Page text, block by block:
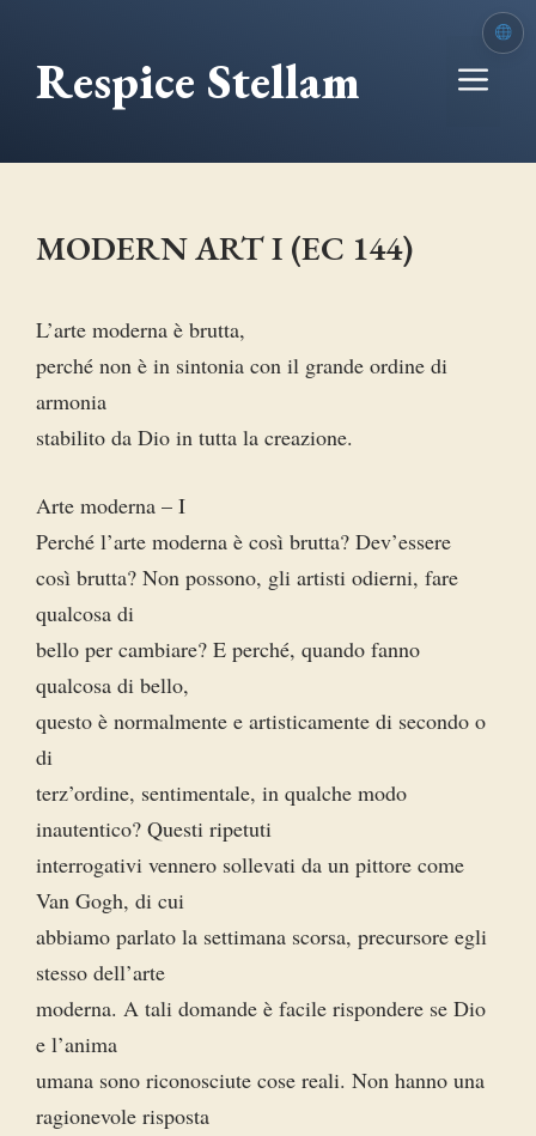
contenuto
Respice Stellam
MODERN ART I (EC 144)
L’arte moderna è brutta,
perché non è in sintonia con il grande ordine di
armonia
stabilito da Dio in tutta la creazione.
Arte moderna – I
Perché l’arte moderna è così brutta? Dev’essere
così brutta? Non possono, gli artisti odierni, fare
qualcosa di
bello per cambiare? E perché, quando fanno
qualcosa di bello,
questo è normalmente e artisticamente di secondo o
di
terz’ordine, sentimentale, in qualche modo
inautentico? Questi ripetuti
interrogativi vennero sollevati da un pittore come
Van Gogh, di cui
abbiamo parlato la settimana scorsa, precursore egli
stesso dell’arte
moderna. A tali domande è facile rispondere se Dio
e l’anima
umana sono riconosciute cose reali. Non hanno una
ragionevole risposta